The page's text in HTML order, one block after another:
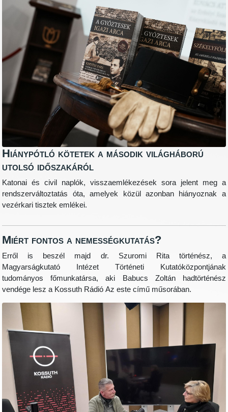
Hiánypótló kötetek a második világháború
utolsó időszakáról
Katonai és civil naplók, visszaemlékezések sora jelent meg a
rendszerváltoztatás óta, amelyek közül azonban hiányoznak a
vezérkari tisztek emlékei.
Miért fontos a nemességkutatás?
Erről is beszél majd dr. Szuromi Rita történész, a
Magyarságkutató Intézet Történeti Kutatóközpontjának
tudományos főmunkatársa, aki Babucs Zoltán hadtörténész
vendége lesz a Kossuth Rádió Az este című műsorában.